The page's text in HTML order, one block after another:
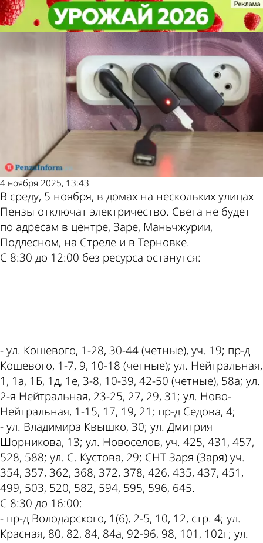
Анонсированы отключения света
в Пензе 5 ноября
Общество
4 ноября 2025, 13:43
В среду, 5 ноября, в домах на нескольких улицах
Пензы отключат электричество. Света не будет
по адресам в центре, Заре, Маньчжурии,
Подлесном, на Стреле и в Терновке.
С 8:30 до 12:00 без ресурса останутся:
- ул. Кошевого, 1-28, 30-44 (четные), уч. 19; пр-д
Кошевого, 1-7, 9, 10-18 (четные); ул. Нейтральная,
1, 1а, 1Б, 1д, 1е, 3-8, 10-39, 42-50 (четные), 58а; ул.
2-я Нейтральная, 23-25, 27, 29, 31; ул. Ново-
Нейтральная, 1-15, 17, 19, 21; пр-д Седова, 4;
- ул. Владимира Квышко, 30; ул. Дмитрия
Шорникова, 13; ул. Новоселов, уч. 425, 431, 457,
528, 588; ул. С. Кустова, 29; СНТ Заря (Заря) уч.
354, 357, 362, 368, 372, 378, 426, 435, 437, 451,
499, 503, 520, 582, 594, 595, 596, 645.
С 8:30 до 16:00:
- пр-д Володарского, 1(6), 2-5, 10, 12, стр. 4; ул.
Красная, 80, 82, 84, 84а, 92-96, 98, 101, 102г; ул.
Анонсированы отключения света
в Пензе 5 ноября
Общество
Другие
новости по
теме
Погода и
курсы валют
в Пензе